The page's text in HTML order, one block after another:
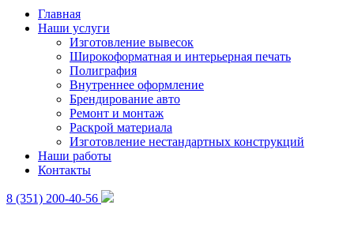
Главная
Наши услуги
Изготовление вывесок
Широкоформатная и интерьерная печать
Полиграфия
Внутреннее оформление
Брендирование авто
Ремонт и монтаж
Раскрой материала
Изготовление нестандартных конструкций
Наши работы
Контакты
8 (351) 200-40-56